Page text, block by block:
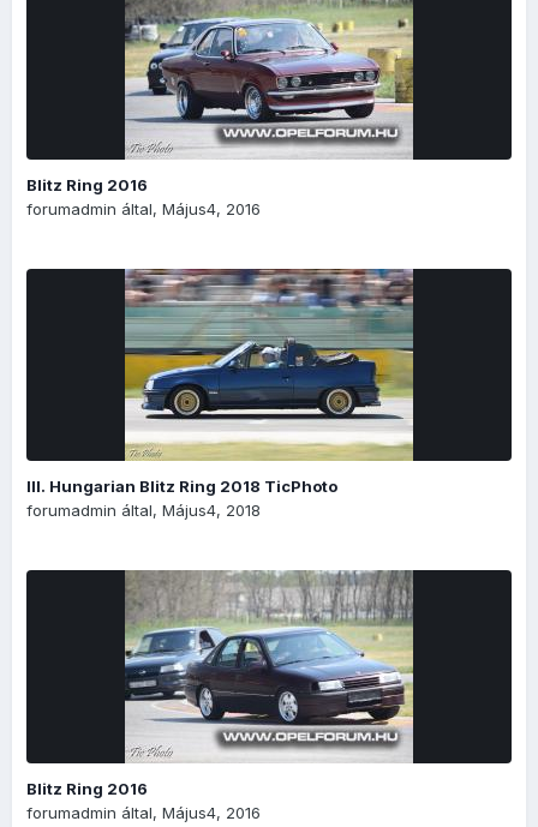
Blitz Ring 2016
forumadmin által, Május4, 2016
III. Hungarian Blitz Ring 2018 TicPhoto
forumadmin által, Május4, 2018
Blitz Ring 2016
forumadmin által, Május4, 2016